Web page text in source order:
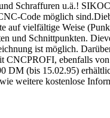
Schraffuren u.ä.!
Code möglich
auf vielfältige Weise
und Schnittpunkten.
ist möglich.
CNCPROFI, ebenfalls
DM (bis 15.02.95)
weitere kostenlose